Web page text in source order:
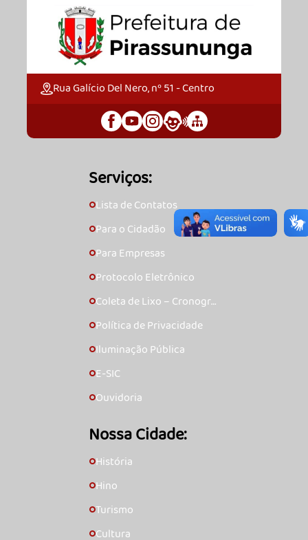
Rua Galício Del Nero, nº 51 - Centro
Serviços:
🞇Lista de Contatos
🞇Para o Cidadão
🞇Para Empresas
🞇Protocolo Eletrônico
🞇Coleta de Lixo – Cronogra
🞇Política de Privacidade
🞇Iluminação Pública
🞇E-SIC
🞇Ouvidoria
Nossa Cidade:
🞇História
🞇Hino
🞇Turismo
🞇Cultura